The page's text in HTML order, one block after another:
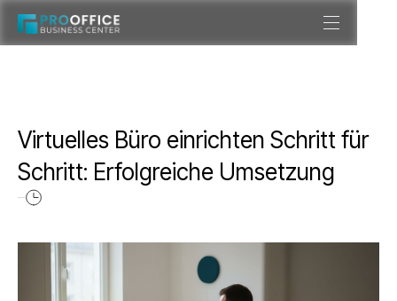
Virtuelles Büro einrichten Schritt für
Schritt: Erfolgreiche Umsetzung